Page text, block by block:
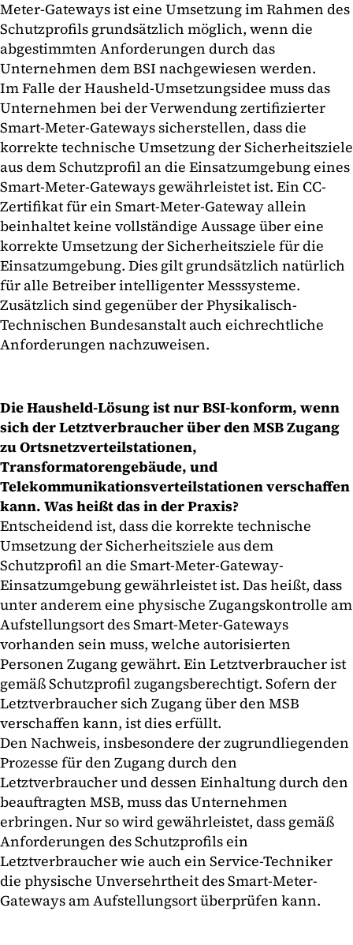
Meter-Gateways ist eine Umsetzung im Rahmen des
Schutzprofils grundsätzlich möglich, wenn die
abgestimmten Anforderungen durch das
Unternehmen dem BSI nachgewiesen werden.
Im Falle der Hausheld-Umsetzungsidee muss das
Unternehmen bei der Verwendung zertifizierter
Smart-Meter-Gateways sicherstellen, dass die
korrekte technische Umsetzung der Sicherheitsziele
aus dem Schutzprofil an die Einsatzumgebung eines
Smart-Meter-Gateways gewährleistet ist. Ein CC-
Zertifikat für ein Smart-Meter-Gateway allein
beinhaltet keine vollständige Aussage über eine
korrekte Umsetzung der Sicherheitsziele für die
Einsatzumgebung. Dies gilt grundsätzlich natürlich
für alle Betreiber intelligenter Messsysteme.
Zusätzlich sind gegenüber der Physikalisch-
Technischen Bundesanstalt auch eichrechtliche
Anforderungen nachzuweisen.
Die Hausheld-Lösung ist nur BSI-konform, wenn
sich der Letztverbraucher über den MSB Zugang
zu Ortsnetzverteilstationen,
Transformatorengebäude, und
Telekommunikationsverteilstationen verschaffen
kann. Was heißt das in der Praxis?
Entscheidend ist, dass die korrekte technische
Umsetzung der Sicherheitsziele aus dem
Schutzprofil an die Smart-Meter-Gateway-
Einsatzumgebung gewährleistet ist. Das heißt, dass
unter anderem eine physische Zugangskontrolle am
Aufstellungsort des Smart-Meter-Gateways
vorhanden sein muss, welche autorisierten
Personen Zugang gewährt. Ein Letztverbraucher ist
gemäß Schutzprofil zugangsberechtigt. Sofern der
Letztverbraucher sich Zugang über den MSB
verschaffen kann, ist dies erfüllt.
Den Nachweis, insbesondere der zugrundliegenden
Prozesse für den Zugang durch den
Letztverbraucher und dessen Einhaltung durch den
beauftragten MSB, muss das Unternehmen
erbringen. Nur so wird gewährleistet, dass gemäß
Anforderungen des Schutzprofils ein
Letztverbraucher wie auch ein Service-Techniker
die physische Unversehrtheit des Smart-Meter-
Gateways am Aufstellungsort überprüfen kann.